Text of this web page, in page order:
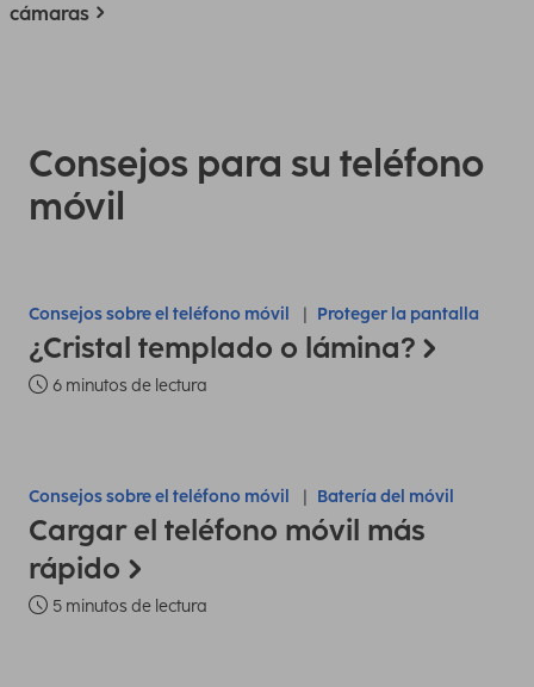
cámaras
Consejos para su teléfono
móvil
Consejos sobre el teléfono móvil Proteger la pantalla
¿Cristal templado o lámina?
6 minutos de lectura
Consejos sobre el teléfono móvil Batería del móvil
Cargar el teléfono móvil más
rápido
5 minutos de lectura